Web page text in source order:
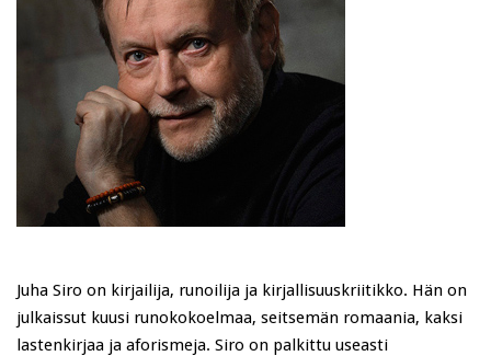
Juha Siro on kirjailija, runoilija ja kirjallisuuskriitikko. Hän on
julkaissut kuusi runokokoelmaa, seitsemän romaania, kaksi
lastenkirjaa ja aforismeja. Siro on palkittu useasti